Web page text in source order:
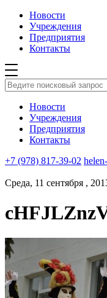
Новости
Учреждения
Предприятия
Контакты
Новости
Учреждения
Предприятия
Контакты
+7 (978) 817-39-02
Среда, 11 сентября ,